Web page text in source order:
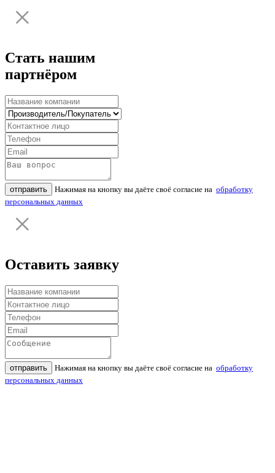
Стать нашим
партнёром
отправить Нажимая на кнопку вы даёте своё согласие на обработку
персональных данных
Оставить заявку
отправить Нажимая на кнопку вы даёте своё согласие на обработку
персональных данных